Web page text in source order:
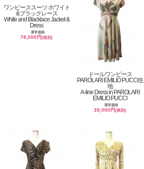
ワンピーススーツ ホワイト
&ブラックレース
White and Blacklace Jacket &
Dress
通常価格
78,000円(税別)
ドールワンピース
PAROLARI EMILIO PUCCI生
地
A-line Dress in PAROLARI
EMILIO PUCCI
通常価格
39,000円(税別)